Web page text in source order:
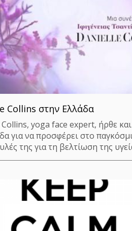
Collins στην Ελλάδα
yoga face expert, ήρθε
για να προσφέρει στο
της για τη βελτίωση της